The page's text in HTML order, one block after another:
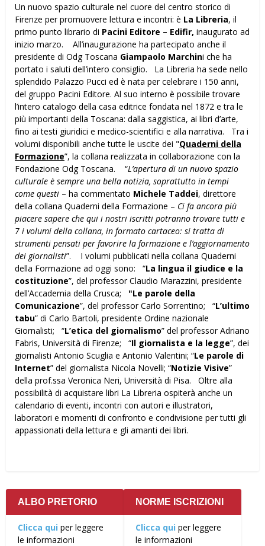
Un nuovo spazio culturale nel cuore del centro storico di
Firenze per promuovere lettura e incontri: è La Libreria, il
primo punto librario di Pacini Editore – Edifir, inaugurato ad
inizio marzo. All’inaugurazione ha partecipato anche il
presidente di Odg Toscana Giampaolo Marchini che ha
portato i saluti dell’intero consiglio. La Libreria ha sede nello
splendido Palazzo Pucci ed è nata per celebrare i 150 anni,
del gruppo Pacini Editore. Al suo interno è possibile trovare
l’intero catalogo della casa editrice fondata nel 1872 e tra le
più importanti della Toscana: dalla saggistica, ai libri d’arte,
fino ai testi giuridici e medico-scientifici e alla narrativa. Tra i
volumi disponibili anche tutte le uscite dei "Quaderni della
Formazione”, la collana realizzata in collaborazione con la
Fondazione Odg Toscana. “L’apertura di un nuovo spazio
culturale è sempre una bella notizia, soprattutto in tempi
come questi – ha commentato Michele Taddei, direttore
della collana Quaderni della Formazione – Ci fa ancora più
piacere sapere che qui i nostri iscritti potranno trovare tutti e
7 i volumi della collana, in formato cartaceo: si tratta di
strumenti pensati per favorire la formazione e l’aggiornamento
dei giornalisti”. I volumi pubblicati nella collana Quaderni
della Formazione ad oggi sono: “La lingua il giudice e la
costituzione”, del professor Claudio Marazzini, presidente
dell’Accademia della Crusca; "Le parole della
Comunicazione”, del professor Carlo Sorrentino; “L’ultimo
tabu” di Carlo Bartoli, presidente Ordine nazionale
Giornalisti; “L’etica del giornalismo” del professor Adriano
Fabris, Università di Firenze; “Il giornalista e la legge”, dei
giornalisti Antonio Scuglia e Antonio Valentini; “Le parole di
Internet” del giornalista Nicola Novelli; “Notizie Visive”
della prof.ssa Veronica Neri, Università di Pisa. Oltre alla
possibilità di acquistare libri La Libreria ospiterà anche un
calendario di eventi, incontri con autori e illustratori,
laboratori e momenti di confronto e condivisione per tutti gli
appassionati della lettura e gli amanti dei libri.
ALBO PRETORIO
Clicca qui per leggere
le informazioni
NORME ISCRIZIONI
Clicca qui per leggere
le informazioni